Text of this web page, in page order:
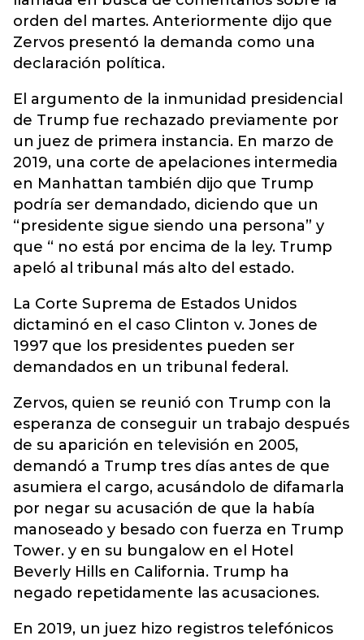
orden del martes. Anteriormente dijo que
Zervos presentó la demanda como una
declaración política.
El argumento de la inmunidad presidencial
de Trump fue rechazado previamente por
un juez de primera instancia. En marzo de
2019, una corte de apelaciones intermedia
en Manhattan también dijo que Trump
podría ser demandado, diciendo que un
“presidente sigue siendo una persona” y
que “ no está por encima de la ley. Trump
apeló al tribunal más alto del estado.
La Corte Suprema de Estados Unidos
dictaminó en el caso Clinton v. Jones de
1997 que los presidentes pueden ser
demandados en un tribunal federal.
Zervos, quien se reunió con Trump con la
esperanza de conseguir un trabajo después
de su aparición en televisión en 2005,
demandó a Trump tres días antes de que
asumiera el cargo, acusándolo de difamarla
por negar su acusación de que la había
manoseado y besado con fuerza en Trump
Tower. y en su bungalow en el Hotel
Beverly Hills en California. Trump ha
negado repetidamente las acusaciones.
En 2019, un juez hizo registros telefónicos